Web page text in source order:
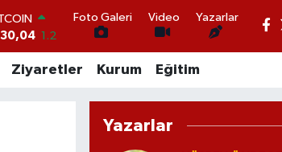
0.17
0.27
Foto Galeri Video Yazarlar
Ziyaretler Kurum Eğitim
Yazarlar